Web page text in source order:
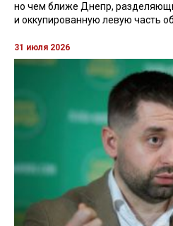
но чем ближе Днепр,
и оккупированную левую часть
31 июля 2026